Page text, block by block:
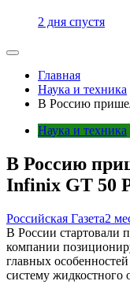
2 дня спустя
Главная
Наука и техника
В Россию
Наука и техника
В Россию
Infinix GT 50
Российская Газета2
В России стартовали
компании
главных
систему жидкостного